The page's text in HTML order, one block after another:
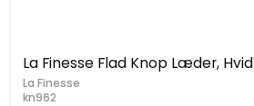
La Finesse Flad Knop Læder, Hvid
La Finesse
kn962